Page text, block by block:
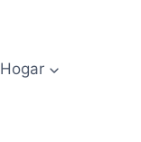
Hogar